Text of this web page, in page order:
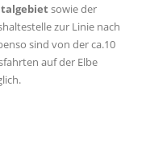
sowie der
zur Linie nach
sind von der ca.10
auf der Elbe